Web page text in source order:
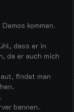
kommen.
dass er in
da er auch mich
findet man
bannen.